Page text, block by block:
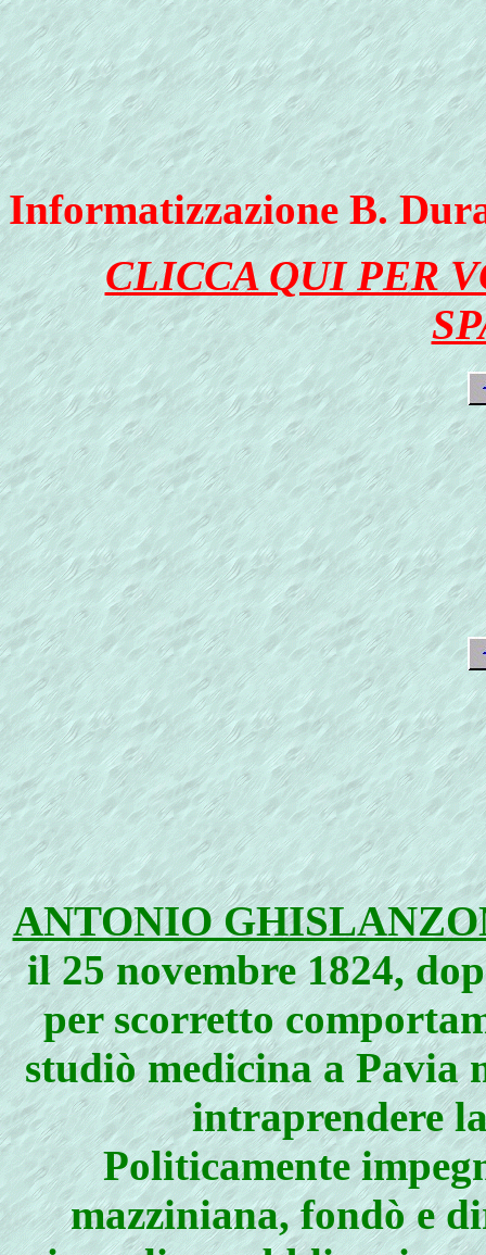
Informatizzazione B.
CLICCA QUI PER
ANTONIO
il 25 novembre 1824,
per scorretto
studiò medicina a Pavia
intraprendere
Politicamente
mazziniana, fondò e